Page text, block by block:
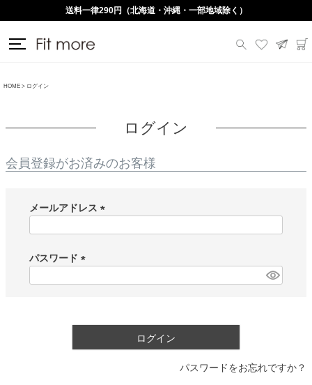
送料一律290円（北海道・沖縄・一部地域除く）
HOME ログイン
ログイン
会員登録がお済みのお客様
メールアドレス
)
パスワード
ログイン
パスワードをお忘れですか？